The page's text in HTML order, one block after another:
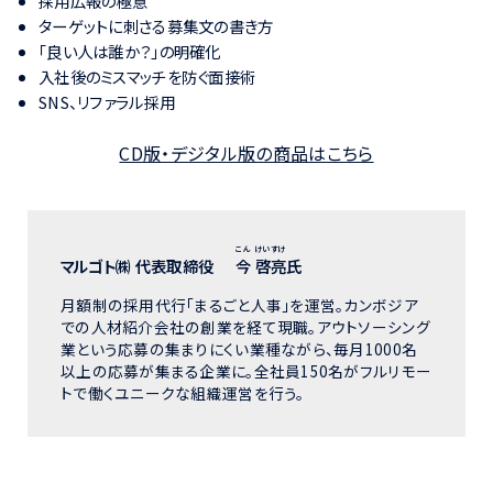
ターゲットに刺さる募集文の書き方
「良い人は誰か？」の明確化
入社後のミスマッチを防ぐ面接術
SNS、リファラル採用
CD版・デジタル版の商品はこちら
マルゴト㈱ 代表取締役 今 啓亮
こん けいすけ
氏
月額制の採用代行「まるごと人事」を運営。カンボジア
での人材紹介会社の創業を経て現職。アウトソーシング
業という応募の集まりにくい業種ながら、毎月1000名
以上の応募が集まる企業に。全社員150名がフルリモー
トで働くユニークな組織運営を行う。